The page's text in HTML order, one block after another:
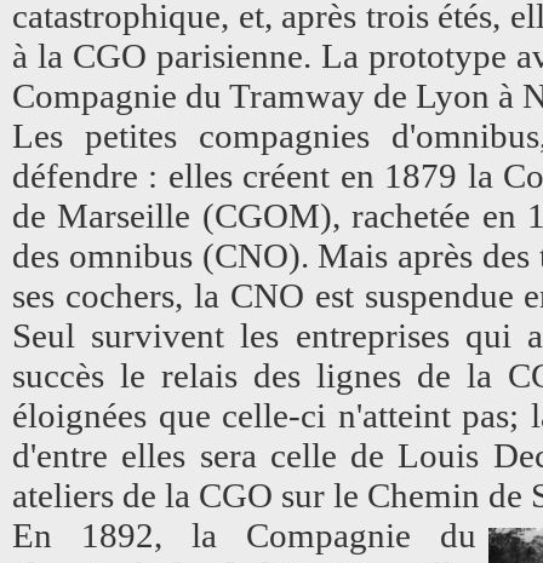
catastrophique, et, après trois étés,
à la CGO parisienne. La prototype
Compagnie du Tramway de Lyon à
Les petites compagnies
défendre : elles créent en 1879 la
de Marseille (CGOM), rachetée en
des omnibus (CNO). Mais après
ses cochers, la CNO est
Seul survivent les entreprises qui
succès le relais des lignes de la
éloignées que celle-ci n'atteint
d'entre elles sera celle de Louis
ateliers de la CGO sur le Chemin de
En 1892, la Compagnie du